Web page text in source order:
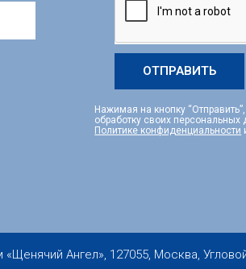
ОТПРАВИТЬ
Нажимая на кнопку
обработку своих персональных
Политике конфиденциальности
Ангел», 127055, Москва, Угловой